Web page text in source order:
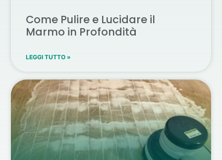
Come Pulire e Lucidare il
Marmo in Profondità
LEGGI TUTTO »